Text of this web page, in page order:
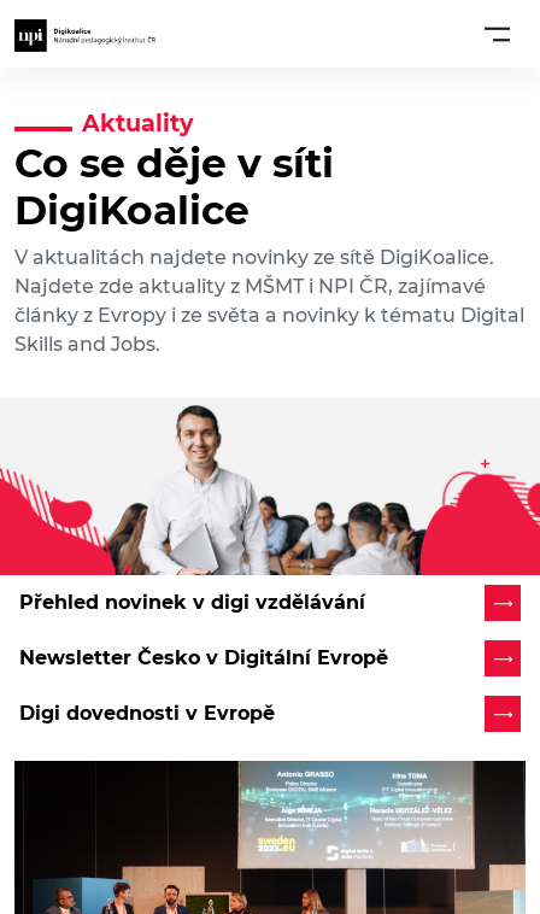
Aktuality
Co se děje v síti
DigiKoalice
V aktualitách najdete novinky ze sítě DigiKoalice.
Najdete zde aktuality z MŠMT i NPI ČR, zajímavé
články z Evropy i ze světa a novinky k tématu Digital
Skills and Jobs.
Přehled novinek v digi vzdělávání
Newsletter Česko v Digitální Evropě
Digi dovednosti v Evropě